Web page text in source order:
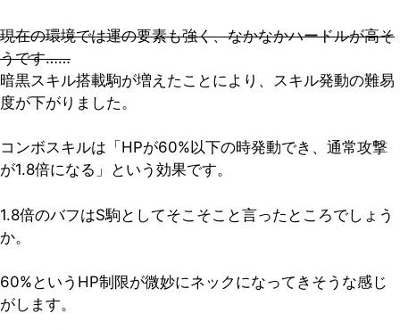
現在の環境では運の要素も強く、なかなかハードルが高そ
うです……
暗黒スキル搭載駒が増えたことにより、スキル発動の難易
度が下がりました。
コンボスキルは「HPが60%以下の時発動でき、通常攻撃
が1.8倍になる」という効果です。
1.8倍のバフはS駒としてそこそこと言ったところでしょう
か。
60%というHP制限が微妙にネックになってきそうな感じ
がします。